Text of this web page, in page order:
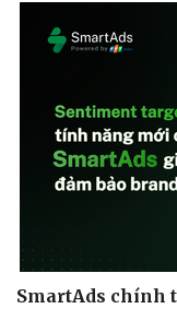
SmartAds chính